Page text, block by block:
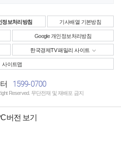
정보처리방침 기사배열 기본방침
Google 개인정보처리방침
한국경제TV 패밀리 사이트
사이트맵
1599-0700
Reserved. 무단전재 및 재배포 금지
버전 보기